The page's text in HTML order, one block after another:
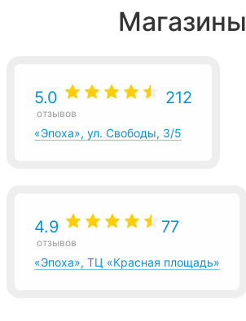
Магазины
5.0 212
отзывов
«Эпоха», ул. Свободы, 3/5
4.9 77
отзывов
«Эпоха», ТЦ «Красная площадь»